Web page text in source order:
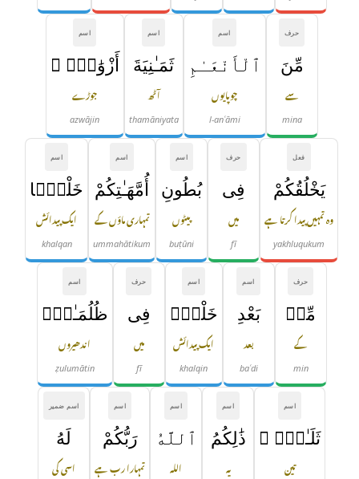
حرف
مِّنَ
سے
mina
اسم
ٱلْأَنْعَـٰمِ
چوپایوں
l-anʿāmi
اسم
ثَمَـٰنِيَةَ
آٹھ
thamāniyata
اسم
أَزْوَٰجٍۢ ۚ
جوڑے
azwājin
فعل
يَخْلُقُكُمْ
وہ تمہیں پیدا کرتا ہے
yakhluqukum
حرف
فِى
میں
fī
اسم
بُطُونِ
پیٹوں
buṭūni
اسم
أُمَّهَـٰتِكُمْ
تمہاری ماؤں کے
ummahātikum
اسم
خَلْقًۭا
ایک پیدائش
khalqan
حرف
مِّنۢ
کے
min
اسم
بَعْدِ
بعد
baʿdi
اسم
خَلْقٍۢ
ایک پیدائش
khalqin
حرف
فِى
میں
fī
اسم
ظُلُمَـٰتٍۢ
اندھیروں
ẓulumātin
اسم
ثَلَـٰثٍۢ ۚ
تین
اسم
ذَٰلِكُمُ
یہ
اسم
ٱللَّهُ
اللہ
اسم
رَبُّكُمْ
تمہارا رب ہے
اسم ضمیر
لَهُ
اسی کی